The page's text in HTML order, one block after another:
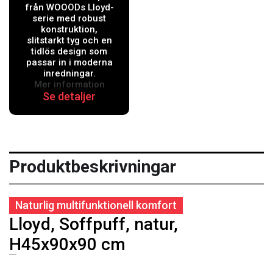
H45x90x90
cm
från WOOODs Lloyd-
serie med robust
konstruktion,
slitstarkt tyg och en
tidlös design som
passar in i moderna
inredningar.
Se detaljer
Mer information
Produktbeskrivningar
Naturlig multifunktionell komfort
Lloyd, Soffpuff, natur,
H45x90x90 cm